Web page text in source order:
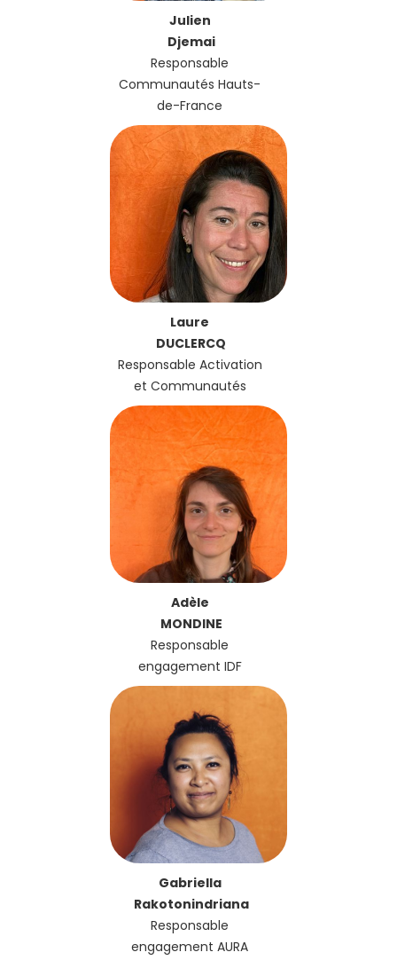
Julien
Djemai
Responsable
Communautés Hauts-
de-France
Laure
DUCLERCQ
Responsable Activation
et Communautés
Adèle
MONDINE
Responsable
engagement IDF
Gabriella
Rakotonindriana
Responsable
engagement AURA